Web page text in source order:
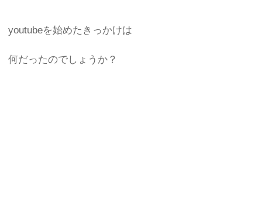
youtubeを始めたきっかけは
何だったのでしょうか？